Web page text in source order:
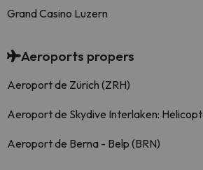
Grand Casino Luzern
Aeroports propers
Aeroport de Zürich (ZRH)
Aeroport de Skydive Interlaken:
Aeroport de Berna - Belp (BRN)